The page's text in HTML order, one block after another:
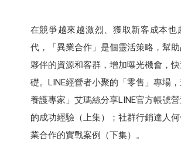
在競爭越來越激烈、獲取新客成本也
代，「異業合作」是個靈活策略，幫
夥伴的資源和客群，增加曝光機會，
礎。LINE經營者小聚的「零售」專場
養護專家」艾瑪絲分享LINE官方帳號
的成功經驗（上集）；社群行銷達人
業合作的實戰案例（下集）。